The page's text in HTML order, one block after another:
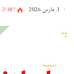
3 مارس 2026 2٬487